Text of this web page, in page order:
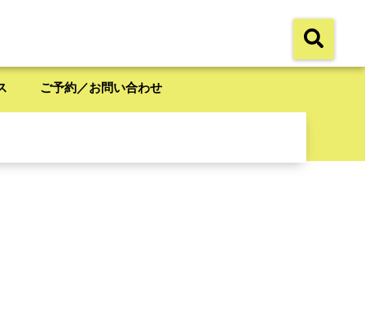
ご予約／お問い合わせ